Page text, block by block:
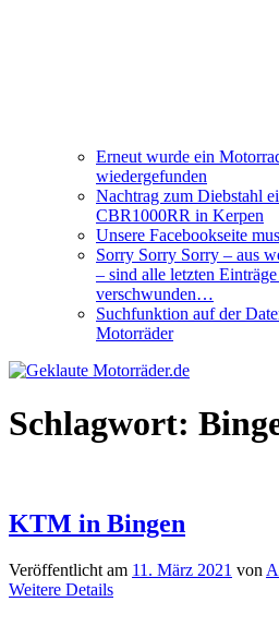
Erneut wurde ein
wiedergefunden
Nachtrag zum Diebstahl
CBR1000RR in Kerpen
Unsere Facebookseite
Sorry Sorry Sorry – aus
– sind alle letzten
verschwunden…
Suchfunktion auf der
Motorräder
Schlagwort:
KTM in Bingen
Veröffentlicht am 11. März 2021 von
Weitere Details